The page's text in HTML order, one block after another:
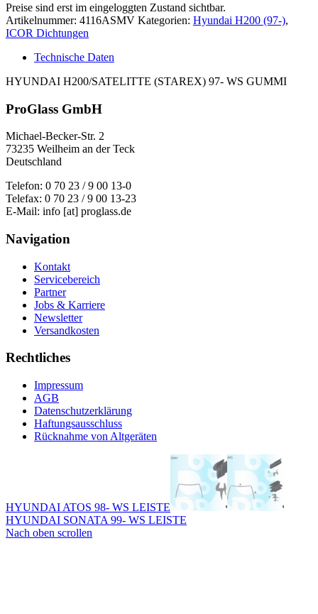
Preise sind erst im eingeloggten Zustand sichtbar.
Artikelnummer: 4116ASMV Kategorien: Hyundai H200 (97-),
ICOR Dichtungen
Technische Daten
HYUNDAI H200/SATELITTE (STAREX) 97- WS GUMMI
ProGlass GmbH
Michael-Becker-Str. 2
73235 Weilheim an der Teck
Deutschland
Telefon: 0 70 23 / 9 00 13-0
Telefax: 0 70 23 / 9 00 13-23
E-Mail: info [at] proglass.de
Navigation
Kontakt
Servicebereich
Partner
Jobs & Karriere
Newsletter
Versandkosten
Rechtliches
Impressum
AGB
Datenschutzerklärung
Haftungsausschluss
Rücknahme von Altgeräten
HYUNDAI ATOS 98- WS LEISTE
HYUNDAI SONATA 99- WS LEISTE
Nach oben scrollen